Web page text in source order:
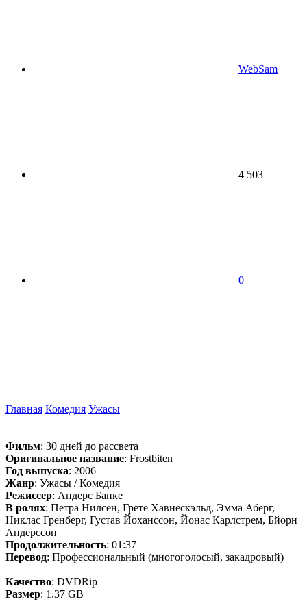
WebSam
4 503
0
Главная Комедия Ужасы
Фильм: 30 дней до рассвета
Оригинальное название: Frostbiten
Год выпуска: 2006
Жанр: Ужасы / Комедия
Режиссер: Андерс Банке
В ролях: Петра Нилсен, Грете Хавнескэльд, Эмма Аберг,
Никлас Гренберг, Густав Йоханссон, Йонас Карлстрем, Бйорн
Андерссон
Продолжительность: 01:37
Перевод: Профессиональный (многоголосый, закадровый)
Качество: DVDRip
Размер: 1.37 GB